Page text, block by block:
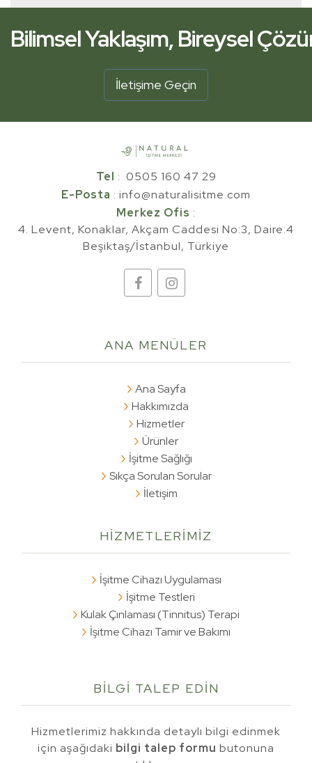
Bilimsel Yaklaşım, Bireysel
İşitme Kliniğiniz Yanınızda.
Bilimsel Yaklaşım, Bireysel
İletişime Geçin
Tel : 0505 160 47 29
E-Posta : info@naturalisitme.com
Merkez Ofis :
4. Levent, Konaklar, Akçam Caddesi No:3, Daire:4
Beşiktaş/İstanbul, Türkiye
ANA MENÜLER
Ana Sayfa
Hakkımızda
Hizmetler
Ürünler
İşitme Sağlığı
Sıkça Sorulan Sorular
İletişim
HİZMETLERİMİZ
İşitme Cihazı Uygulaması
İşitme Testleri
Kulak Çınlaması (Tinnitus) Terapi
İşitme Cihazı Tamir ve Bakımı
BİLGİ TALEP EDİN
Hizmetlerimiz hakkında detaylı bilgi edinmek
için aşağıdaki bilgi talep formu butonuna